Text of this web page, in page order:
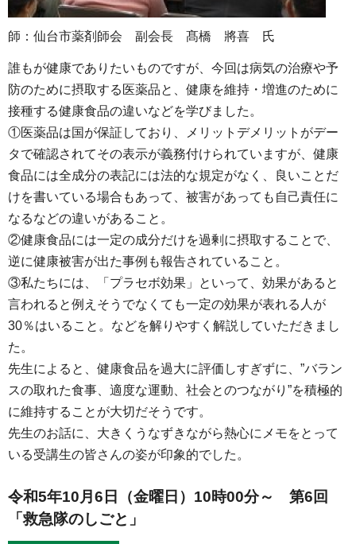
師：仙台市薬剤師会 副会長 髙橋 將喜 氏
誰もが健康でありたいものですが、今回は病気の治療や予
防のために摂取する医薬品と、健康を維持・増進のために
接種する健康食品の違いなどを学びました。
①医薬品は国が保証しており、メリットデメリットがデー
タで確認されてその表示が義務付けられていますが、健康
食品には全成分の表記には法的な規定がなく、良いことだ
けを書いている場合もあって、被害があっても自己責任に
なるなどの違いがあること。
②健康食品には一定の成分だけを過剰に摂取することで、
逆に健康被害が出た事例も報告されていること。
③私たちには、「プラセボ効果」といって、効果があると
言われると例えそうでなくても一定の効果が表れる人が
30％はいること。などを解りやすく解説していただきまし
た。
先生によると、健康食品を過大に評価しすぎずに、”バラン
スの取れた食事、適度な運動、社会とのつながり”を積極的
に維持することが大切だそうです。
先生のお話に、大きくうなずきながら熱心にメモをとって
いる受講生の皆さんの姿が印象的でした。
令和5年10月6日（金曜日）10時00分～ 第6回
「救急隊のしごと」